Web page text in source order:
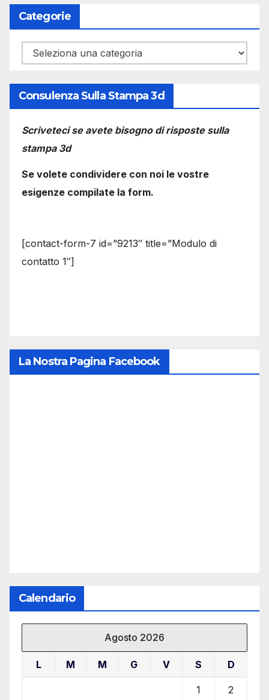
Categorie
Categorie
Consulenza Sulla Stampa 3d
Scriveteci se avete bisogno di risposte sulla
stampa 3d
Se volete condividere con noi le vostre
esigenze compilate la form.
[contact-form-7 id=”9213″ title=”Modulo di
contatto 1″]
La Nostra Pagina Facebook
Calendario
Agosto 2026
L M M G V S D
1 2